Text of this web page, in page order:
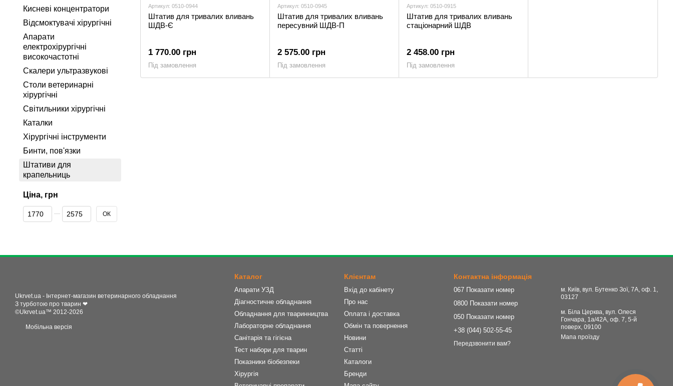
Артикул: 0510-0944
Штатив для тривалих вливань
ШДВ-Є
1 770.00 грн
Під замовлення
Артикул: 0510-0945
Штатив для тривалих вливань
пересувний ШДВ-П
2 575.00 грн
Під замовлення
Артикул: 0510-0915
Штатив для тривалих вливань
стаціонарний ШДВ
2 458.00 грн
Під замовлення
Кисневі концентратори
Відсмоктувачі хірургічні
Апарати
електрохірургічні
високочастотні
Скалери ультразвукові
Столи ветеринарні
хірургічні
Світильники хірургічні
Каталки
Хірургічні інструменти
Бинти, пов'язки
Штативи для
крапельниць
Ціна, грн
Від Ціна, грн
До Ціна, грн ОК
Ukrvet.ua - Інтернет-магазин ветеринарного обладнання
З турботою про тварин ❤
©Ukrvet.ua™ 2012-2026
Мобільна версія
Каталог
Апарати УЗД
Діагностичне обладнання
Обладнання для тваринництва
Лабораторне обладнання
Санітарія та гігієна
Тест набори для тварин
Показники біобезпеки
Хірургія
Клієнтам
Вхід до кабінету
Про нас
Оплата і доставка
Обмін та повернення
Новини
Статті
Каталоги
Бренди
Контактна інформація
067 Показати номер
0800 Показати номер
050 Показати номер
+38 (044) 502-55-45
Передзвонити вам?
м. Київ, вул. Бутенко Зої, 7А, оф. 1,
03127
м. Біла Церква, вул. Олеся
Гончара, 1а/42А, оф. 7, 5-й
поверх, 09100
Мапа проїзду